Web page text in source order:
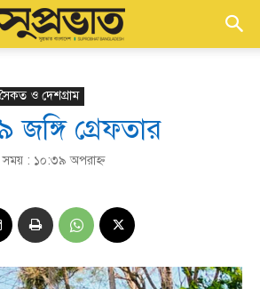
ও দেশগ্রাম
জঙ্গি গ্রেফতার
সময় : ১০:৩৯ অপরাহ্ণ